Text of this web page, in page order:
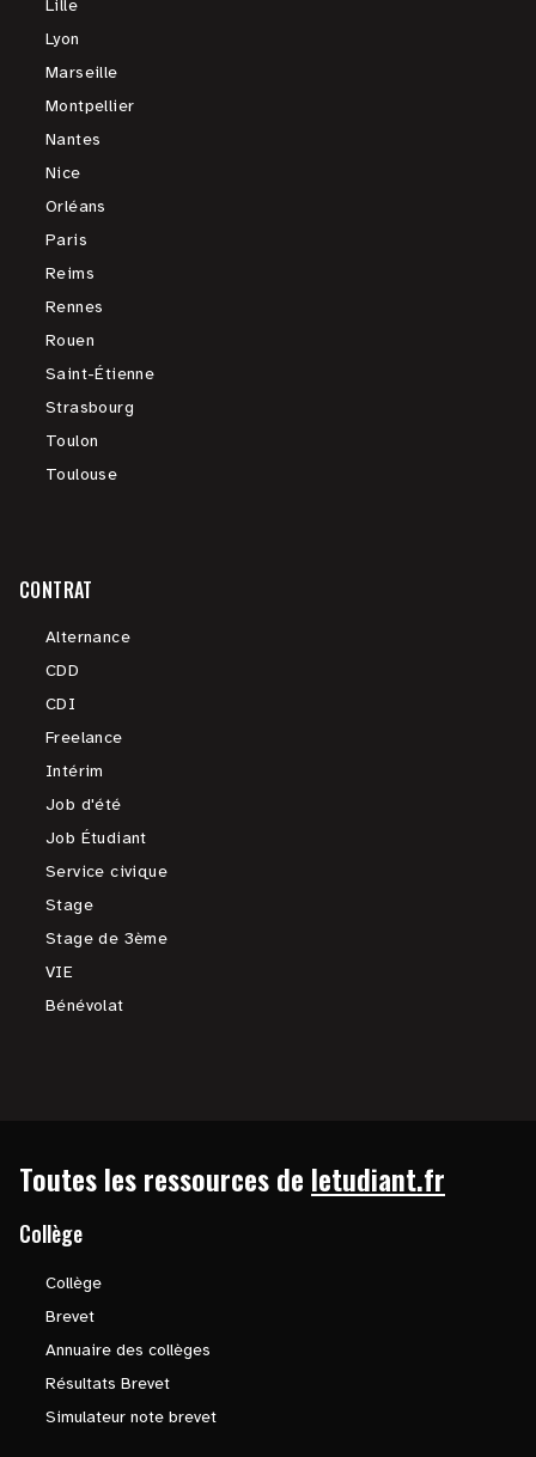
Lille
Lyon
Marseille
Montpellier
Nantes
Nice
Orléans
Paris
Reims
Rennes
Rouen
Saint-Étienne
Strasbourg
Toulon
Toulouse
CONTRAT
Alternance
CDD
CDI
Freelance
Intérim
Job d'été
Job Étudiant
Service civique
Stage
Stage de 3ème
VIE
Bénévolat
Toutes les ressources de letudiant.fr
Collège
Collège
Brevet
Annuaire des collèges
Résultats Brevet
Simulateur note brevet